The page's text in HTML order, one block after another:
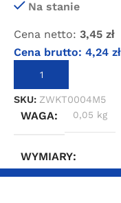
Na stanie
Cena netto: 3,45 zł
Cena brutto: 4,24 zł
DODAJ DO KOSZYKA
SKU: ZWKT0004M5
WAGA 0,05 kg
WYMIARY